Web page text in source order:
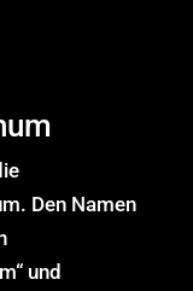
Den Namen
und